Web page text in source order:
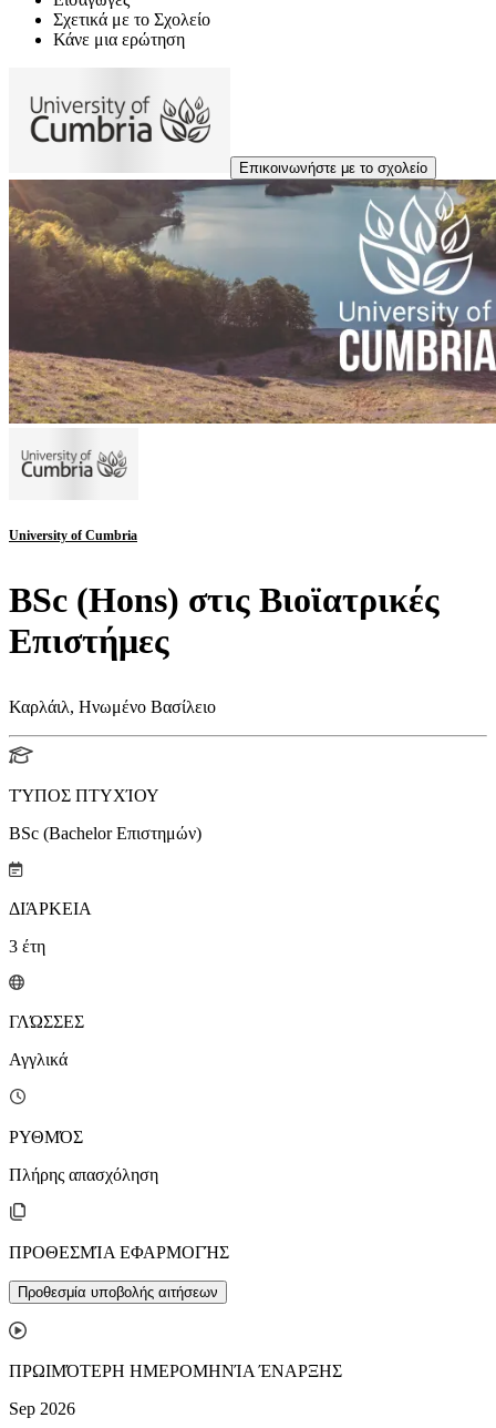
Σχετικά με το Σχολείο
Κάνε μια ερώτηση
Επικοινωνήστε με το σχολείο
University of Cumbria
BSc (Hons) στις Βιοϊατρικές
Επιστήμες
Καρλάιλ, Ηνωμένο Βασίλειο
ΤΎΠΟΣ ΠΤΥΧΊΟΥ
BSc (Bachelor Επιστημών)
ΔΙΆΡΚΕΙΑ
3 έτη
ΓΛΏΣΣΕΣ
Αγγλικά
ΡΥΘΜΌΣ
Πλήρης απασχόληση
ΠΡΟΘΕΣΜΊΑ ΕΦΑΡΜΟΓΉΣ
Προθεσμία υποβολής αιτήσεων
ΠΡΩΙΜΌΤΕΡΗ ΗΜΕΡΟΜΗΝΊΑ ΈΝΑΡΞΗΣ
Sep 2026